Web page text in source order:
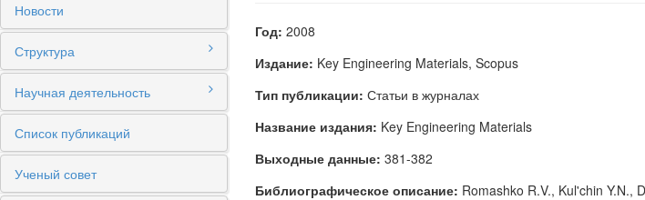
Новости
Структура
Научная деятельность
Список публикаций
Ученый совет
Год: 2008
Издание: Key Engineering Materials, Scopus
Тип публикации: Статьи в журналах
Название издания: Key Engineering Materials
Выходные данные: 381-382
Библиографическое описание: Romashko R.V., Kul'chin Y.N.,